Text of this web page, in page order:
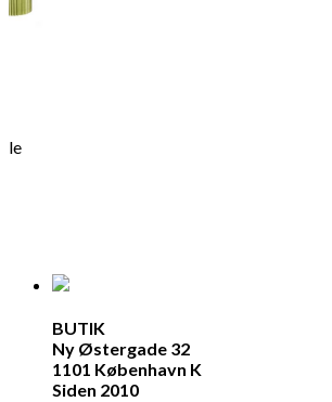
BUTIK
Ny Østergade 32
1101 København K
Siden 2010